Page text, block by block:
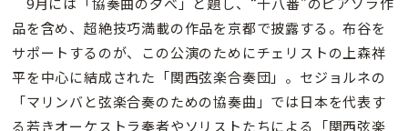
品を含め、超絶技巧満載の作品を京都で披露する。布谷を
サポートするのが、この公演のためにチェリストの上森祥
平を中心に結成された「関西弦楽合奏団」。セジョルネの
「マリンバと弦楽合奏のための協奏曲」では日本を代表す
る若きオーケストラ奏者やソリストたちによる「関西弦楽